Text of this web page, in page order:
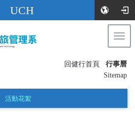
UCH
回健行首頁
行事曆
Sitemap
活動花絮